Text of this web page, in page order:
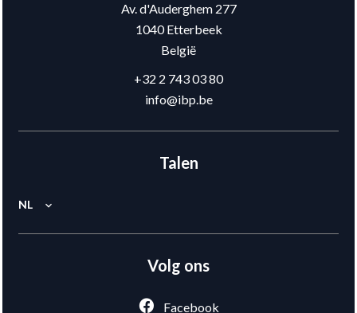
Av. d'Auderghem 277
1040Etterbeek
België
+32 2 743 03 80
info@ibp.be
Talen
NL
Volg ons
Facebook